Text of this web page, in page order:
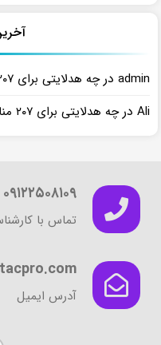
admin درچه هدلایتی برای ۲۰۷ مناسب است؟
Ali درچه هدلایتی برای ۲۰۷ مناسب است؟
۰۹۱۲۲۵۰۸۱۰۹
تماس با
آدرس ایمیل